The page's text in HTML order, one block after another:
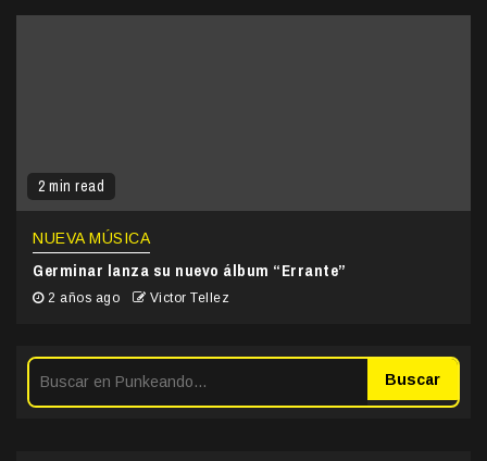
2 min read
NUEVA MÚSICA
Germinar lanza su nuevo álbum “Errante”
2 años ago Victor Tellez
Buscar